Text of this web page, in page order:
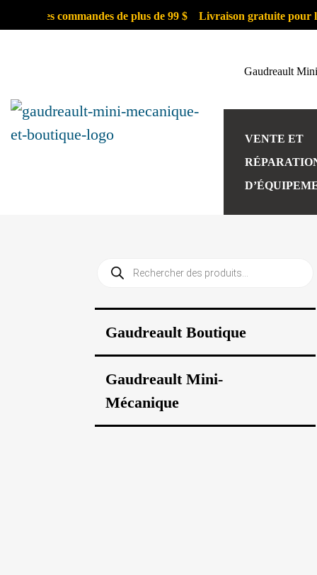
les commandes de plus de 99 $ Livraison gratuite pour les
Gaudreault
VENTE ET
Recherche
de
Gaudreault Boutique
Gaudreault Mini-
Mécanique